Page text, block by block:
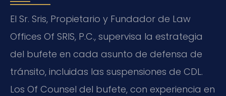
El Sr. Sris, Propietario y Fundador de Law
Offices Of SRIS, P.C., supervisa la estrategia
del bufete en cada asunto de defensa de
tránsito, incluidas las suspensiones de CDL.
Los Of Counsel del bufete, con experiencia en